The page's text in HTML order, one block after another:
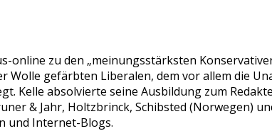
online zu den „meinungsstärksten
Wolle gefärbten Liberalen, dem vor allem die
Kelle absolvierte seine Ausbildung zum
& Jahr, Holtzbrinck, Schibsted (Norwegen)
und Internet-Blogs.